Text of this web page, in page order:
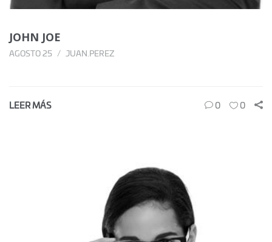
JOHN JOE
AGOSTO 25 JUAN.PEREZ
LEER MÁS 0 0